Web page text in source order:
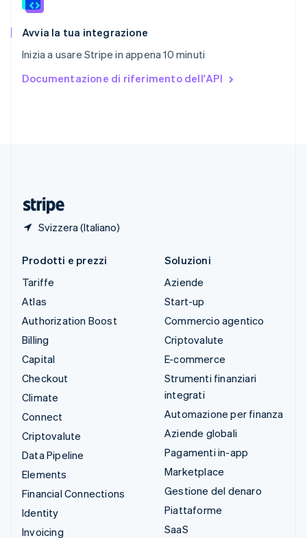
Avvia la tua integrazione
Inizia a usare Stripe in appena 10 minuti
Documentazione di riferimento dell'API
Svizzera (Italiano)
Slovenia
English Italiano
EspañolEnglish
English Español 简体中文
Prodotti e prezzi
Tariffe
Atlas
Authorization Boost
Billing
Capital
Checkout
Climate
Connect
Criptovalute
Data Pipeline
Elements
Financial Connections
Identity
Invoicing
Soluzioni
Aziende
Start-up
Commercio agentico
Criptovalute
E-commerce
Strumenti finanziari
integrati
Automazione per finanza
Aziende globali
Pagamenti in-app
Marketplace
Gestione del denaro
Piattaforme
SaaS